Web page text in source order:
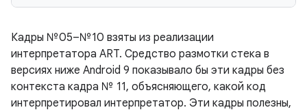
Кадры №05–№10 взяты из реализации
интерпретатора ART. Средство размотки стека в
версиях ниже Android 9 показывало бы эти кадры без
контекста кадра № 11, объясняющего, какой код
интерпретировал интерпретатор. Эти кадры полезны,